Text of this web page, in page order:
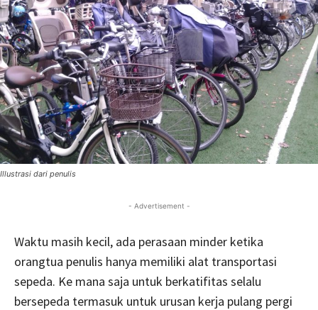
Illustrasi dari penulis
- Advertisement -
Waktu masih kecil, ada perasaan minder ketika
orangtua penulis hanya memiliki alat transportasi
sepeda. Ke mana saja untuk berkatifitas selalu
bersepeda termasuk untuk urusan kerja pulang pergi